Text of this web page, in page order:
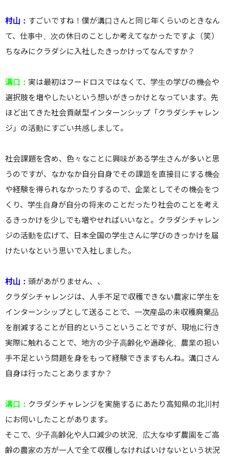
村山： すごいですね！僕が溝口さんと同じ年くらいのときなん
て、仕事中、次の休日のことしか考えてなかったですよ（笑）
ちなみにクラダシに入社したきっかけってなんですか？
溝口： 実は最初はフードロスではなくて、学生の学びの機会や
選択肢を増やしたいという想いがきっかけとなっています。先
ほど出てきた社会貢献型インターンシップ「クラダシチャレン
ジ」の活動にすごい共感しまして。
社会課題を含め、色々なことに興味がある学生さんが多いと思
うのですが、なかなか自分自身でその課題を直接目にする機会
や経験を得られなかったりするので、企業としてその機会をつ
くり、学生自身が自分の将来のことだったり社会のことを考え
るきっかけを少しでも増やせればいいなと。クラダシチャレン
ジの活動を広げて、日本全国の学生さんに学びのきっかけを届
けたいなという思いで入社しました。
村山： 頭があがりません、、
クラダシチャレンジは、 人手不足で収穫できない農家に学生を
インターンシップとして送ることで、一次産品の未収穫廃棄品
を削減することが目的というこということですが、現地に行き
実際に触れることで、地方の少子高齢化や過疎化、農業の担い
手不足という問題を身をもって経験できますもんね。溝口さん
自身は行ったことありますか？
溝口： クラダシチャレンジを実施するにあたり高知県の北川村
にお伺いしたことがあります。
そこで、少子高齢化や人口減少の状況、広大なゆず農園をご高
齢の農家の方が一人で全て収穫しなければいけないという状況